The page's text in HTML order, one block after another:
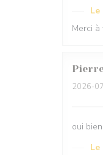
Le
Merci à
2026-
oui
Le